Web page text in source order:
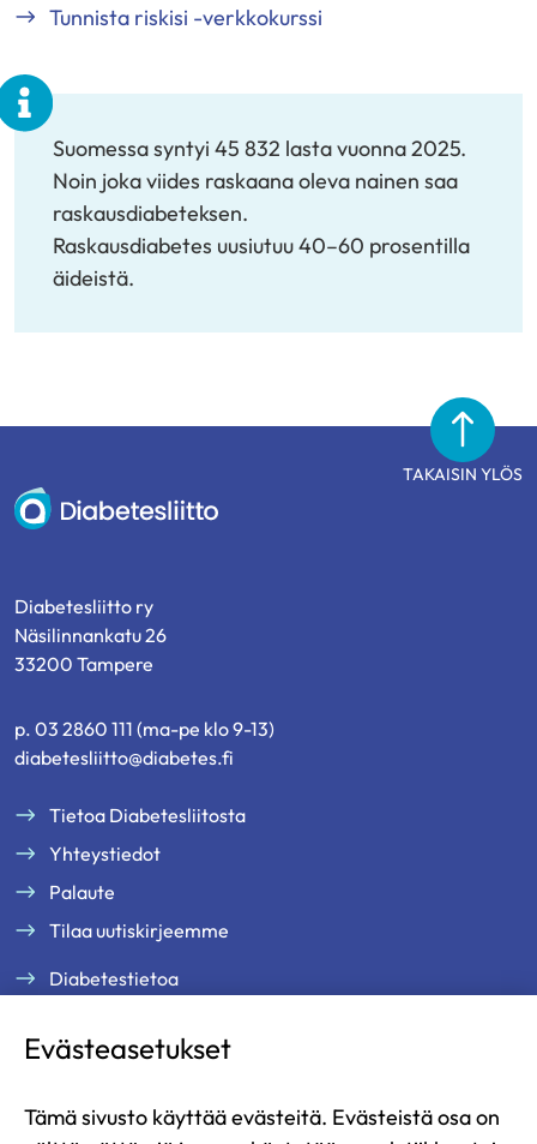
Tunnista riskisi -verkkokurssi
Suomessa syntyi 45 832 lasta vuonna 2025.
Noin joka viides raskaana oleva nainen saa
raskausdiabeteksen.
Raskausdiabetes uusiutuu 40–60 prosentilla
äideistä.
TAKAISIN YLÖS
Diabetesliitto
Diabetesliitto ry
Näsilinnankatu 26
33200 Tampere
p. 03 2860 111 (ma-pe klo 9-13)
diabetesliitto@diabetes.fi
Tietoa Diabetesliitosta
Yhteystiedot
Palaute
Tilaa uutiskirjeemme
Diabetestietoa
Jäsenille
Ajankohtaista
Evästeasetukset
Tämä sivusto käyttää evästeitä. Evästeistä osa on